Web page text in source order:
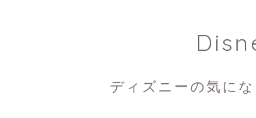
ディズニーの気にな